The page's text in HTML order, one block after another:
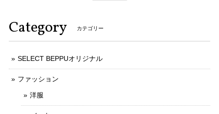
Category カテゴリー
SELECT BEPPUオリジナル
ファッション
洋服